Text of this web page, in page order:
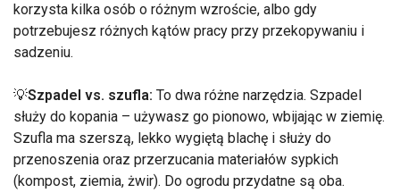
korzysta kilka osób o różnym wzroście, albo gdy
potrzebujesz różnych kątów pracy przy przekopywaniu i
sadzeniu.
💡Szpadel vs. szufla: To dwa różne narzędzia. Szpadel
służy do kopania – używasz go pionowo, wbijając w ziemię.
Szufla ma szerszą, lekko wygiętą blachę i służy do
przenoszenia oraz przerzucania materiałów sypkich
(kompost, ziemia, żwir). Do ogrodu przydatne są oba.